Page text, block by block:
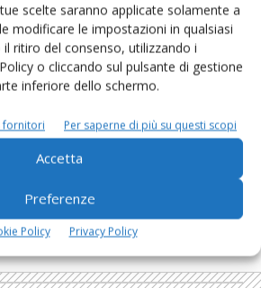
scelte saranno applicate solamente a
modificare le impostazioni in qualsiasi
ritiro del consenso, utilizzando i
o cliccando sul pulsante di gestione
inferiore dello schermo.
fornitori Per saperne di più su questi scopi
Accetta
Preferenze
Policy Privacy Policy
risponde
Terra e Vita agli agricoltori
Cerca adesso